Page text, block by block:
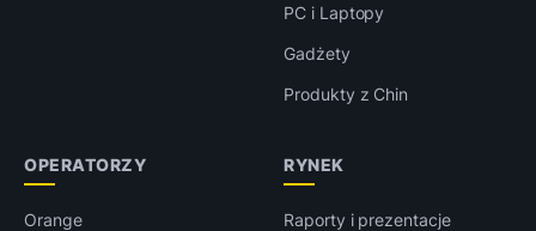
PC i Laptopy
Gadżety
Produkty z Chin
OPERATORZY
Orange
RYNEK
Raporty i prezentacje